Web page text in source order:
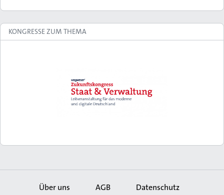
KONGRESSE ZUM THEMA
Über uns AGB
Datenschutz